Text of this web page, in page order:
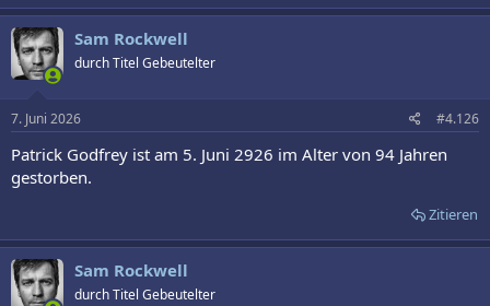
Sam Rockwell
durch Titel Gebeutelter
7. Juni 2026 #4.126
Patrick Godfrey ist am 5. Juni 2926 im Alter von 94 Jahren
gestorben.
Zitieren
Sam Rockwell
durch Titel Gebeutelter